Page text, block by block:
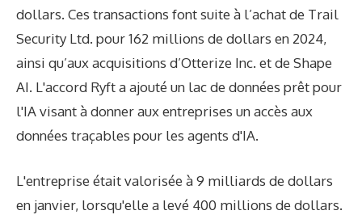
dollars. Ces transactions font suite à l’achat de Trail
Security Ltd. pour 162 millions de dollars en 2024,
ainsi qu’aux acquisitions d’Otterize Inc. et de Shape
AI. L'accord Ryft a ajouté un lac de données prêt pour
l'IA visant à donner aux entreprises un accès aux
données traçables pour les agents d'IA.
L'entreprise était valorisée à 9 milliards de dollars
en janvier, lorsqu'elle a levé 400 millions de dollars.